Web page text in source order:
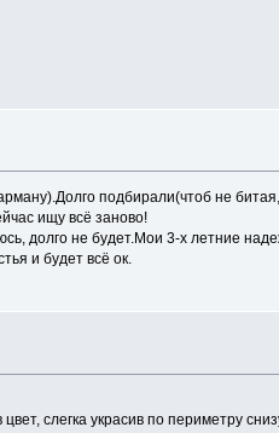
подбирали(чтоб не
ищу всё заново!
долго не будет.Мои 3-х летние
и будет всё ок.
слегка украсив по периметру